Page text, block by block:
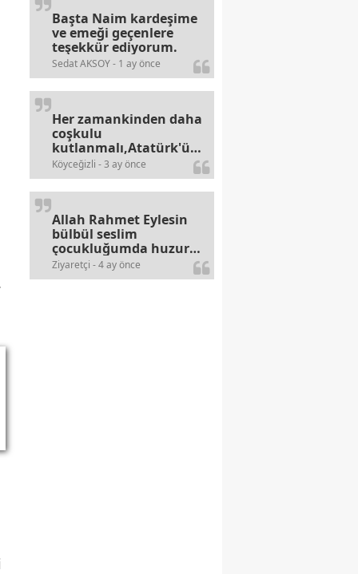
Sedat AKSOY - 1 ay önce
Başta Naim kardeşime
ve emeği geçenlere
teşekkür ediyorum.
Köyceğizli - 3 ay önce
Her zamankinden daha
coşkulu
kutlanmalı,Atatürk'ün
bayramlarına olan
alerjileri bitmez,bahane
arayan illaki bulur.
Ziyaretçi - 4 ay önce
Allah Rahmet Eylesin
bülbül seslim
çocukluğumda huzur
olurdu evimize.
Ablamla bağıra bağıra